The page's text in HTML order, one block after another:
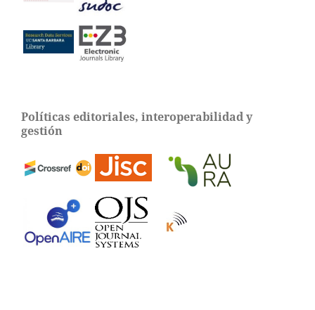
Políticas editoriales, interoperabilidad y
gestión